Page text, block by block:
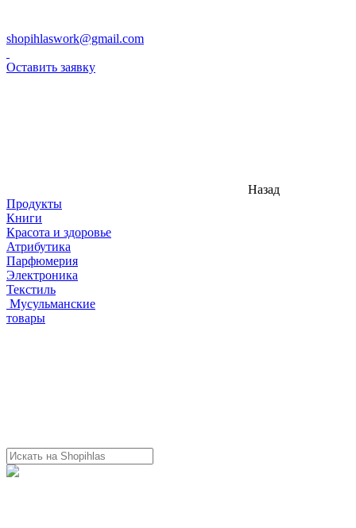
shopihlaswork@gmail.com
Оставить заявку
Назад
Продукты
Книги
Красота и здоровье
Атрибутика
Парфюмерия
Электроника
Текстиль
Мусульманские
товары